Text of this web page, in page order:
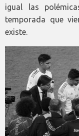
igual las
temporada que
existe.